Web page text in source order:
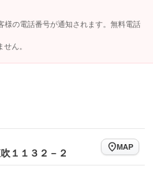
の電話番号が通知されます。無料電話
ん。
１１３２－２
MAP